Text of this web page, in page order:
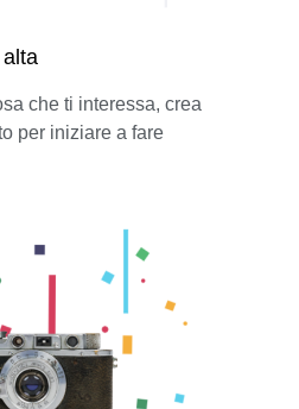
alta
che ti interessa, crea
per iniziare a fare